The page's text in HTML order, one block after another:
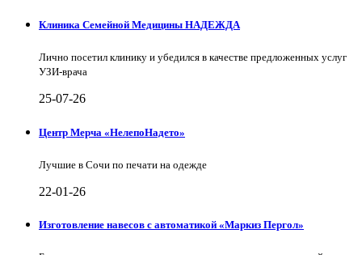
Клиника Семейной Медицины НАДЕЖДА
Лично посетил клинику и убедился в качестве предложенных услуг
УЗИ-врача
25-07-26
Центр Мерча «НелепоНадето»
Лучшие в Сочи по печати на одежде
22-01-26
Изготовление навесов с автоматикой «Маркиз Пергол»